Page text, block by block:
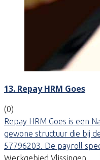
13. Repay HRM Goes
(0)
Repay HRM Goes is een
gewone structuur die bij
57796203. De payroll
Werkgebied Vlissingen